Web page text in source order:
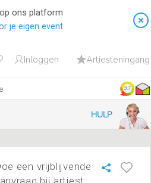
ons platform
je eigen event
Inloggen Artiesteningang
9.7
HULP
een vrijblijvende
bij artiest